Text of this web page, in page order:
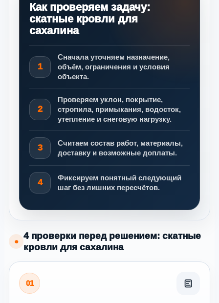
Как проверяем задачу:
скатные кровли для
сахалина
1
Сначала уточняем назначение,
объём, ограничения и условия
объекта.
2
Проверяем уклон, покрытие,
стропила, примыкания, водосток,
утепление и снеговую нагрузку.
3
Считаем состав работ, материалы,
доставку и возможные доплаты.
4
Фиксируем понятный следующий
шаг без лишних пересчётов.
●
4 проверки перед решением: скатные
кровли для сахалина
01